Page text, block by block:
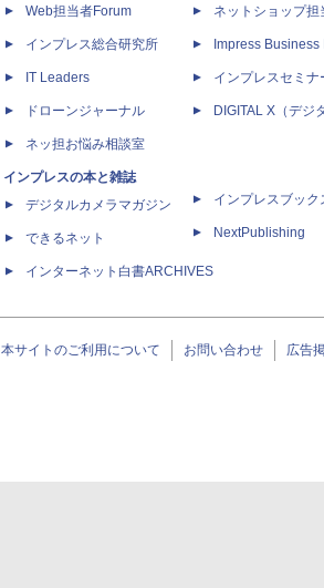
Web担当者Forum
インプレス総合研究所
IT Leaders
ドローンジャーナル
ネッ担お悩み相談室
インプレスの本と雑誌
デジタルカメラマガジン
できるネット
インターネット白書ARCHIVES
ネットショップ担
Impress Business
インプレスセミナ
DIGITAL X（デジ
インプレスブック
NextPublishing
本サイトのご利用について お問い合わせ 広告